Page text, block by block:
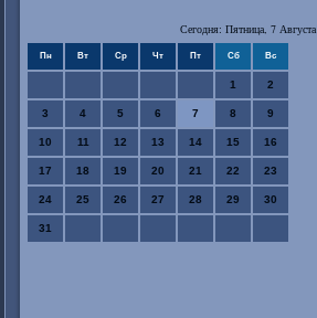
Сегодня: Пятница, 7 Августа
Пн Вт Ср Чт Пт Сб Вс
1 2
3 4 5 6 7 8 9
10 11 12 13 14 15 16
17 18 19 20 21 22 23
24 25 26 27 28 29 30
31